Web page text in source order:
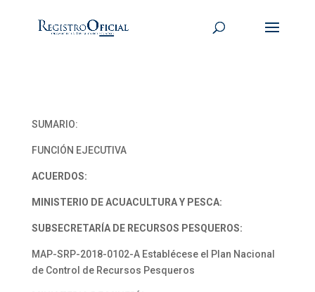
SUMARIO:
FUNCIÓN EJECUTIVA
ACUERDOS:
MINISTERIO DE ACUACULTURA Y PESCA:
SUBSECRETARÍA DE RECURSOS PESQUEROS:
MAP-SRP-2018-0102-A Establécese el Plan Nacional
de Control de Recursos Pesqueros